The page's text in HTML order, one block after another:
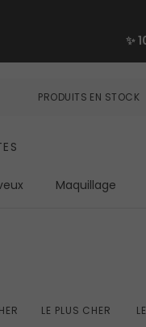
✨
PRODUITS EN STOCK
Maquillage
LE PLUS CHER